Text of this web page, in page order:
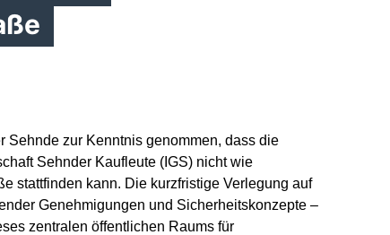
Sehnde zur Kenntnis genommen, dass die
Sehnder Kaufleute (IGS) nicht wie
stattfinden kann. Die kurzfristige Verlegung auf
Genehmigungen und Sicherheitskonzepte –
zentralen öffentlichen Raums für